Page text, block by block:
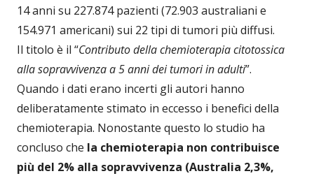
14 anni su 227.874 pazienti (72.903 australiani e
154.971 americani) sui 22 tipi di tumori più diffusi.
Il titolo è il “Contributo della chemioterapia citotossica
alla sopravvivenza a 5 anni dei tumori in adulti”.
Quando i dati erano incerti gli autori hanno
deliberatamente stimato in eccesso i benefici della
chemioterapia. Nonostante questo lo studio ha
concluso che la chemioterapia non contribuisce
più del 2% alla sopravvivenza (Australia 2,3%,